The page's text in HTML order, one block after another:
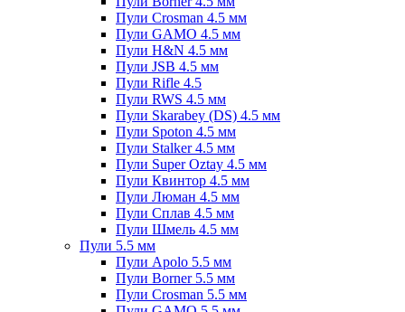
Пули Crosman 4.5 мм
Пули GAMO 4.5 мм
Пули H&N 4.5 мм
Пули JSB 4.5 мм
Пули Rifle 4.5
Пули RWS 4.5 мм
Пули Skarabey (DS) 4.5 мм
Пули Spoton 4.5 мм
Пули Stalker 4.5 мм
Пули Super Oztay 4.5 мм
Пули Квинтор 4.5 мм
Пули Люман 4.5 мм
Пули Сплав 4.5 мм
Пули Шмель 4.5 мм
Пули 5.5 мм
Пули Apolo 5.5 мм
Пули Borner 5.5 мм
Пули Crosman 5.5 мм